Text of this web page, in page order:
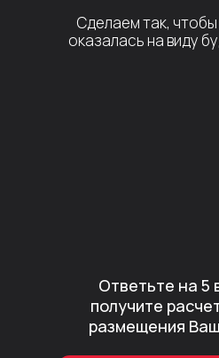
Сделаем так,
оказалась на виду
Ответьте на 5
получите
размещения